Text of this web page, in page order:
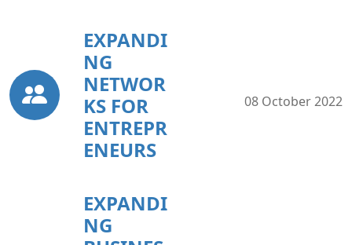
EXPANDI
NG
NETWOR
KS FOR
ENTREPR
ENEURS
08 October 2022
EXPANDI
NG